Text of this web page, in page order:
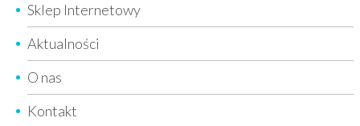
Sklep Internetowy
Aktualności
O nas
Kontakt